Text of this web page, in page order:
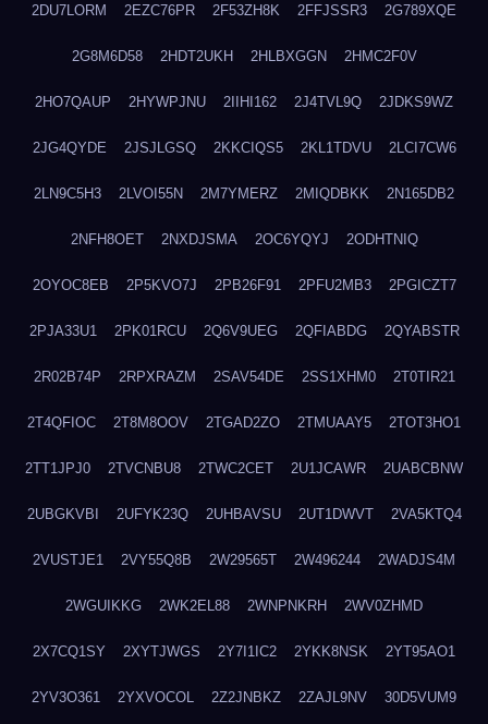
2DU7LORM 2EZC76PR 2F53ZH8K 2FFJSSR3 2G789XQE
2G8M6D58 2HDT2UKH 2HLBXGGN 2HMC2F0V
2HO7QAUP 2HYWPJNU 2IIHI162 2J4TVL9Q 2JDKS9WZ
2JG4QYDE 2JSJLGSQ 2KKCIQS5 2KL1TDVU 2LCI7CW6
2LN9C5H3 2LVOI55N 2M7YMERZ 2MIQDBKK 2N165DB2
2NFH8OET 2NXDJSMA 2OC6YQYJ 2ODHTNIQ
2OYOC8EB 2P5KVO7J 2PB26F91 2PFU2MB3 2PGICZT7
2PJA33U1 2PK01RCU 2Q6V9UEG 2QFIABDG 2QYABSTR
2R02B74P 2RPXRAZM 2SAV54DE 2SS1XHM0 2T0TIR21
2T4QFIOC 2T8M8OOV 2TGAD2ZO 2TMUAAY5 2TOT3HO1
2TT1JPJ0 2TVCNBU8 2TWC2CET 2U1JCAWR 2UABCBNW
2UBGKVBI 2UFYK23Q 2UHBAVSU 2UT1DWVT 2VA5KTQ4
2VUSTJE1 2VY55Q8B 2W29565T 2W496244 2WADJS4M
2WGUIKKG 2WK2EL88 2WNPNKRH 2WV0ZHMD
2X7CQ1SY 2XYTJWGS 2Y7I1IC2 2YKK8NSK 2YT95AO1
2YV3O361 2YXVOCOL 2Z2JNBKZ 2ZAJL9NV 30D5VUM9